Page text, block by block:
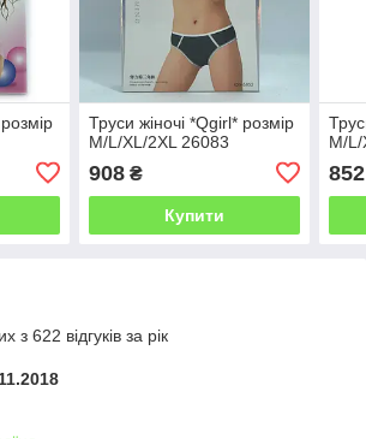
Труси жіночі *Qgirl* розмір
M/L/XL/2XL 26083
908₴
Купити
M/
852
з 622 відгуків за рік